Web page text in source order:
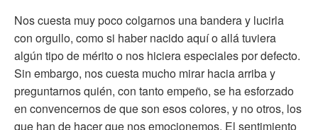
Nos cuesta muy poco colgarnos una bandera y lucirla
con orgullo, como si haber nacido aquí o allá tuviera
algún tipo de mérito o nos hiciera especiales por defecto.
Sin embargo, nos cuesta mucho mirar hacia arriba y
preguntarnos quién, con tanto empeño, se ha esforzado
en convencernos de que son esos colores, y no otros, los
que han de hacer que nos emocionemos. El sentimiento